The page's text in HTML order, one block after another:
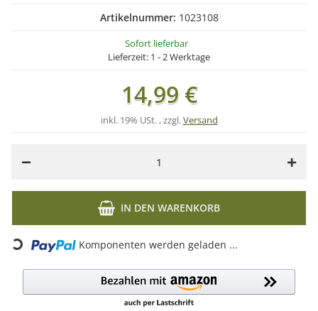
Artikelnummer: 1023108
Sofort lieferbar
Lieferzeit: 1 - 2 Werktage
14,99 €
inkl. 19% USt. , zzgl.Versand
IN DEN WARENKORB
Loading... Komponenten werden geladen ...